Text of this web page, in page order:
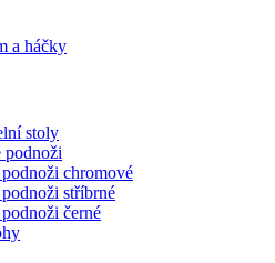
a háčky
stoly
podnoži
chromové
stříbrné
černé